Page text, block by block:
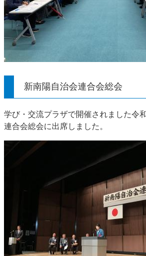
新南陽自治会連合会総会
学び・交流プラザで開催されました令
連合会総会に出席しました。